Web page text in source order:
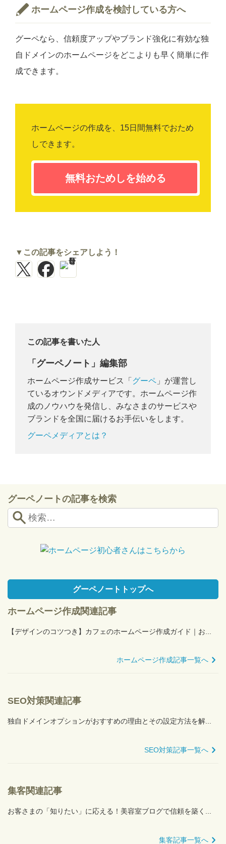
ホームページ作成を検討している方へ
グーペなら、信頼度アップやブランド強化に有効な独
自ドメインのホームページをどこよりも早く簡単に作
成できます。
ホームページの作成を、15日間無料でおため
しできます。
無料おためしを始める
▼この記事をシェアしよう！
この記事を書いた人
「グーペノート」編集部
ホームページ作成サービス「 グーペ 」が運営し
ているオウンドメディアです。ホームページ作
成のノウハウを発信し、みなさまのサービスや
ブランドを全国に届けるお手伝いをします。
グーペメディアとは？
グーペノートの記事を検索
グーペノートトップへ
ホームページ作成関連記事
【デザインのコツつき】カフェのホームページ作成ガイド｜お...
ホームページ作成記事一覧へ
SEO対策関連記事
独自ドメインオプションがおすすめの理由とその設定方法を解...
SEO対策記事一覧へ
集客関連記事
お客さまの「知りたい」に応える！美容室ブログで信頼を築く...
集客記事一覧へ